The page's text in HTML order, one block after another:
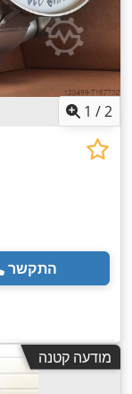
1 /2
התקשר
מודעה קטנה